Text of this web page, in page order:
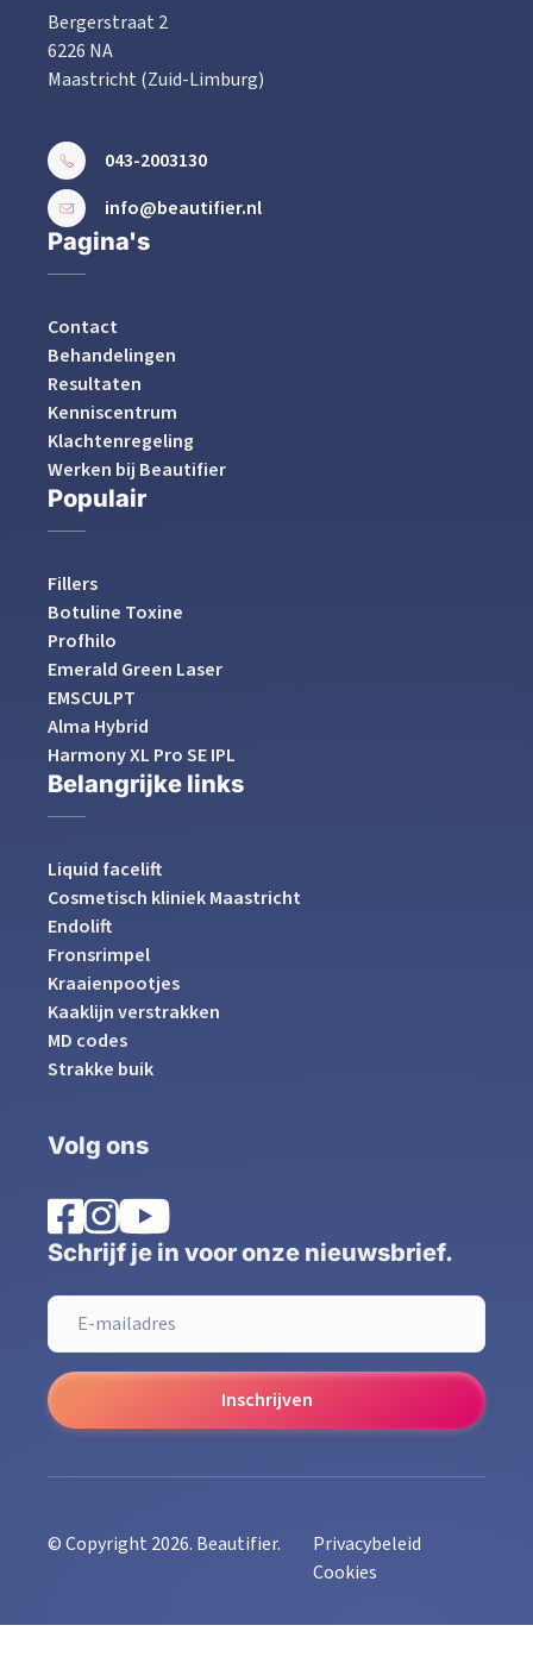
Bergerstraat 2
6226 NA
Maastricht (Zuid-Limburg)
043-2003130
info@beautifier.nl
Pagina's
Contact
Behandelingen
Resultaten
Kenniscentrum
Klachtenregeling
Werken bij Beautifier
Populair
Fillers
Botuline Toxine
Profhilo
Emerald Green Laser
EMSCULPT
Alma Hybrid
Harmony XL Pro SE IPL
Belangrijke links
Liquid facelift
Cosmetisch kliniek Maastricht
Endolift
Fronsrimpel
Kraaienpootjes
Kaaklijn verstrakken
MD codes
Strakke buik
Volg ons
Schrijf je in voor onze nieuwsbrief.
Inschrijven
© Copyright 2026. Beautifier.
Privacybeleid
Cookies